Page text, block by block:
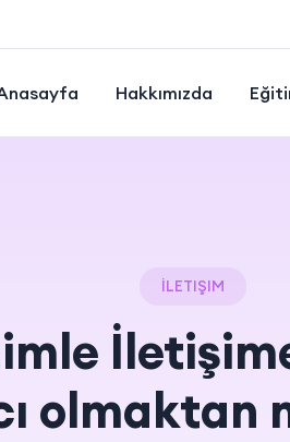
Hakkımızda
İLETIŞIM
olmaktan